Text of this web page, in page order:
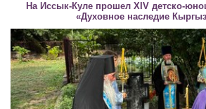
На Иссык-Куле прошел XIV детско-
«Духовное наследие